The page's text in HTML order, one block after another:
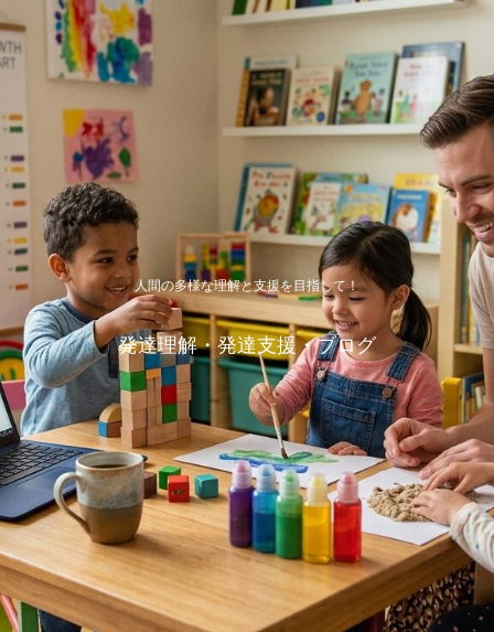
人間の多様な理解と支援を目指して！
発達理解・発達支援・ブログ